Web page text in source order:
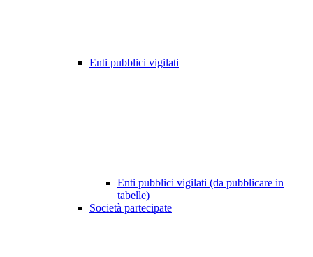
Enti pubblici vigilati
Enti pubblici vigilati (da pubblicare in
tabelle)
Società partecipate